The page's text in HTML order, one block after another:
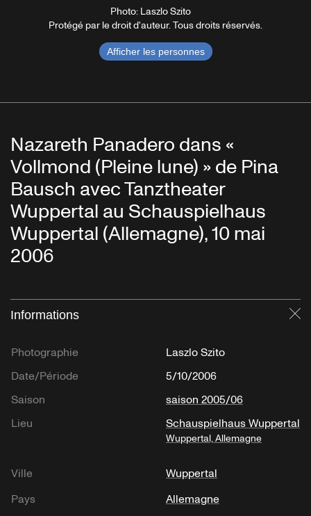
Photo: Laszlo Szito
Protégé par le droit d'auteur. Tous droits réservés.
Afficher les personnes
Nazareth Panadero dans «
Vollmond (Pleine lune) » de Pina
Bausch avec Tanztheater
Wuppertal au Schauspielhaus
Wuppertal (Allemagne), 10 mai
2006
Informations
Photographie
Laszlo Szito
Date/Période
5/10/2006
Saison
saison 2005/06
Lieu
Schauspielhaus Wuppertal
Wuppertal, Allemagne
Ville
Wuppertal
Pays
Allemagne